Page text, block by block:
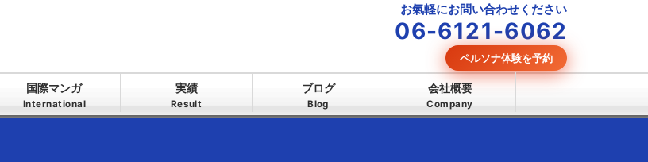
お氣軽にお問い合わせください
06-6121-6062
ペルソナ体験を予約
国際マンガ
International
実績
Result
ブログ
Blog
会社概要
Company